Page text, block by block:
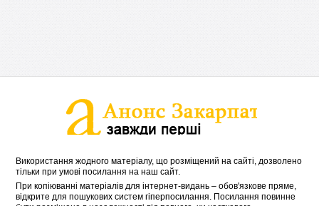
Використання жодного матеріалу, що розміщений на сайті, дозволено
тільки при умові посилання на наш сайт.
При копіюванні матеріалів для інтернет-видань – обов'язкове пряме,
відкрите для пошукових систем гіперпосилання. Посилання повинне